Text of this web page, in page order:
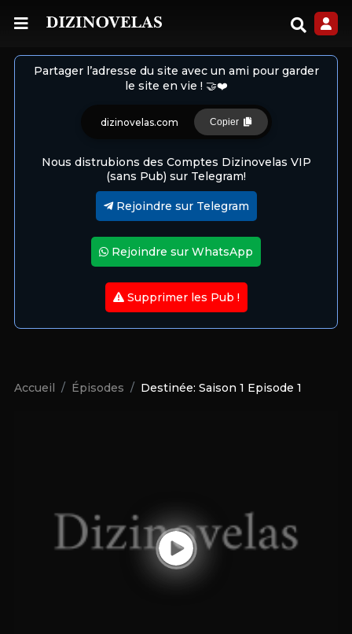
Partager l’adresse du site avec un ami pour garder
le site en vie ! 🤝❤️
dizinovelas.com Copier
Nous distrubions des Comptes Dizinovelas VIP
(sans Pub) sur Telegram!
Rejoindre sur Telegram
Rejoindre sur WhatsApp
Supprimer les Pub !
Accueil Épisodes Destinée: Saison 1 Episode 1